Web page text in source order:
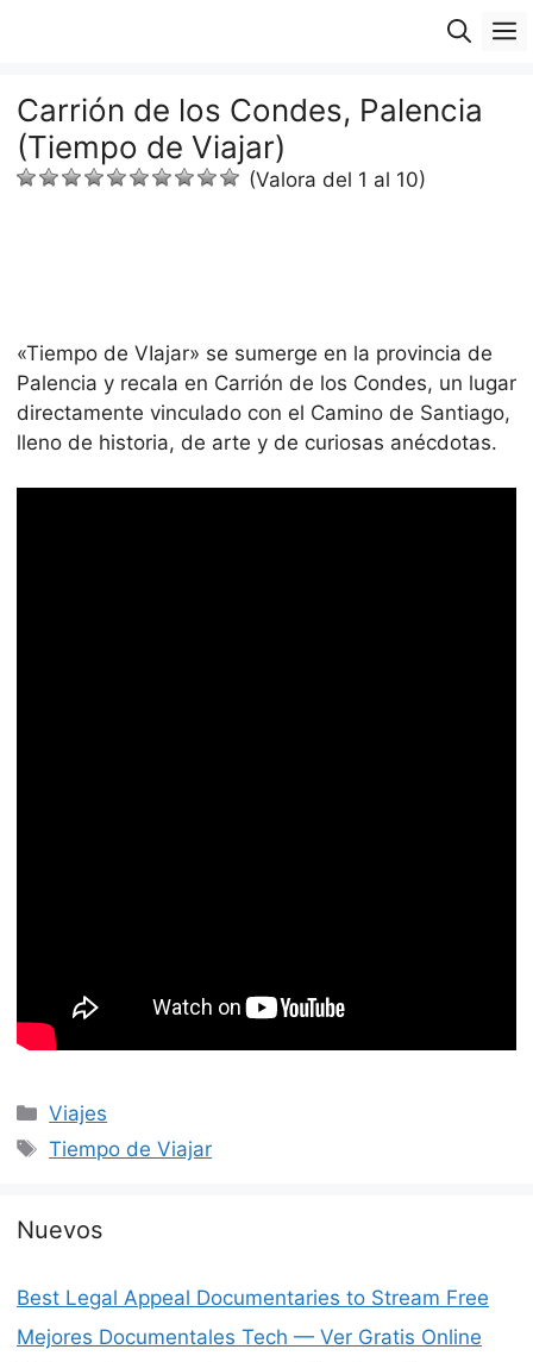
Carrión de los Condes, Palencia
(Tiempo de Viajar)
(Valora del 1 al 10)
«Tiempo de VIajar» se sumerge en la provincia de
Palencia y recala en Carrión de los Condes, un lugar
directamente vinculado con el Camino de Santiago,
lleno de historia, de arte y de curiosas anécdotas.
Categorías
Viajes
Etiquetas
Tiempo de Viajar
Nuevos
Best Legal Appeal Documentaries to Stream Free
Mejores Documentales Tech — Ver Gratis Online